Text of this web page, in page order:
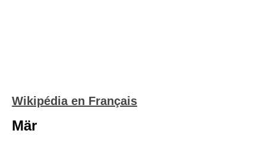
Wikipédia en Français
Mär